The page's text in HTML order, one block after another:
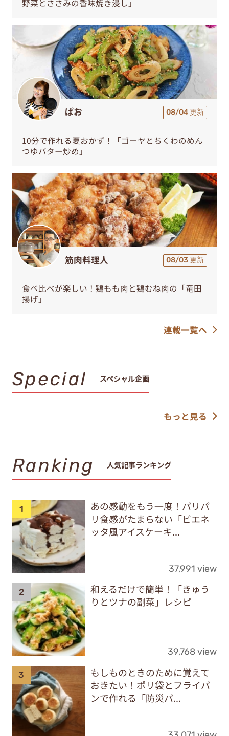
野菜とささみの香味焼き浸し」
ぱお 08/04 更新
10分で作れる夏おかず！「ゴーヤとちくわのめん
つゆバター炒め」
筋肉料理人 08/03 更新
食べ比べが楽しい！鶏もも肉と鶏むね肉の「竜田
揚げ」
連載一覧へ
Special スペシャル企画
もっと見る
Ranking 人気記事ランキング
あの感動をもう一度！パリパ
リ食感がたまらない「ビエネ
ッタ風アイスケーキ...
37,991 view
和えるだけで簡単！「きゅう
りとツナの副菜」レシピ
39,768 view
もしものときのために覚えて
おきたい！ポリ袋とフライパ
ンで作れる「防災パ...